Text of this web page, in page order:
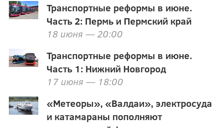
Транспортные реформы в июне.
Часть 2: Пермь и Пермский край
18 июня — 20:00
Транспортные реформы в июне.
Часть 1: Нижний Новгород
17 июня — 18:00
«Метеоры», «Валдаи», электросуда
и катамараны пополняют